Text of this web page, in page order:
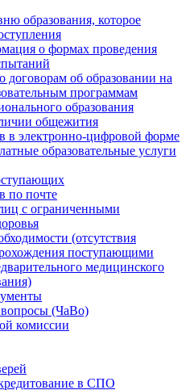
образования, которое
о формах проведения
договорам об образовании на
программам
образования
общежития
в электронно-цифровой форме
образовательные услуги
по почте
с ограниченными
(отсутствия
поступающими
медицинского
вопросы (ЧаВо)
комиссии
в СПО